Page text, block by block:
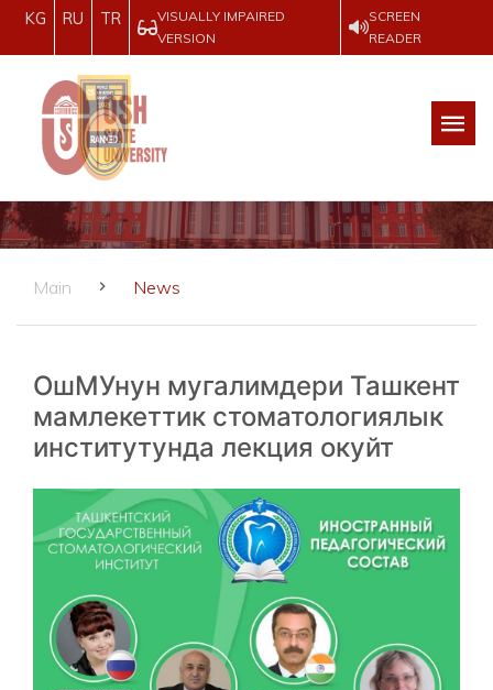
KG RU TR
VISUALLY IMPAIRED
VERSION
SCREEN
READER
Main News
ОшМУнун мугалимдери Ташкент
мамлекеттик стоматологиялык
институтунда лекция окуйт